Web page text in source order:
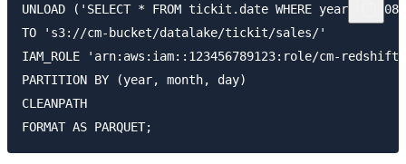
UNLOAD ('SELECT * FROM tickit.date WHERE year =
TO 's3://cm-bucket/datalake/tickit/sales/'
IAM_ROLE 'arn:aws:iam::123456789123:role/cm-
PARTITION BY (year, month, day)
CLEANPATH